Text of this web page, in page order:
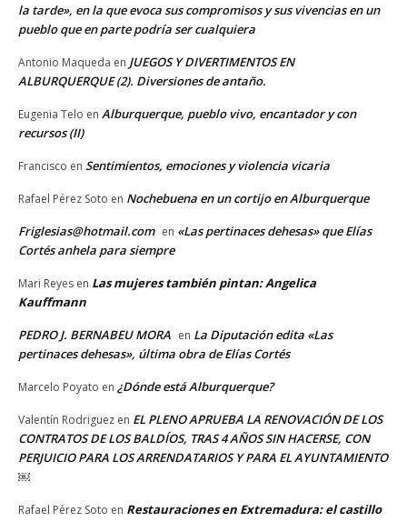
la tarde», en la que evoca sus compromisos y sus vivencias en un
pueblo que en parte podría ser cualquiera
Antonio Maqueda en JUEGOS Y DIVERTIMENTOS EN
ALBURQUERQUE (2). Diversiones de antaño.
Eugenia Telo en Alburquerque, pueblo vivo, encantador y con
recursos (II)
Francisco en Sentimientos, emociones y violencia vicaria
Rafael Pérez Soto en Nochebuena en un cortijo en Alburquerque
Friglesias@hotmail.com en «Las pertinaces dehesas» que Elías
Cortés anhela para siempre
Mari Reyes en Las mujeres también pintan: Angelica
Kauffmann
PEDRO J. BERNABEU MORA en La Diputación edita «Las
pertinaces dehesas», última obra de Elías Cortés
Marcelo Poyato en ¿Dónde está Alburquerque?
Valentín Rodriguez en EL PLENO APRUEBA LA RENOVACIÓN DE LOS
CONTRATOS DE LOS BALDÍOS, TRAS 4 AÑOS SIN HACERSE, CON
PERJUICIO PARA LOS ARRENDATARIOS Y PARA EL AYUNTAMIENTO
￼
Rafael Pérez Soto en Restauraciones en Extremadura: el castillo